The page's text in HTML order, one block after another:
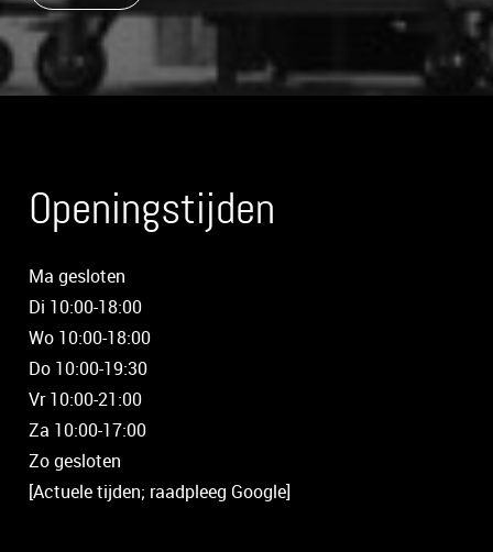
Openingstijden
Ma gesloten
Di 10:00-18:00
Wo 10:00-18:00
Do 10:00-19:30
Vr 10:00-21:00
Za 10:00-17:00
Zo gesloten
[Actuele tijden; raadpleeg Google]